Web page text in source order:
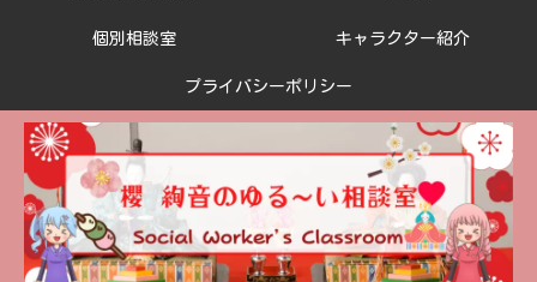
個別相談室 キャラクター紹介
プライバシーポリシー